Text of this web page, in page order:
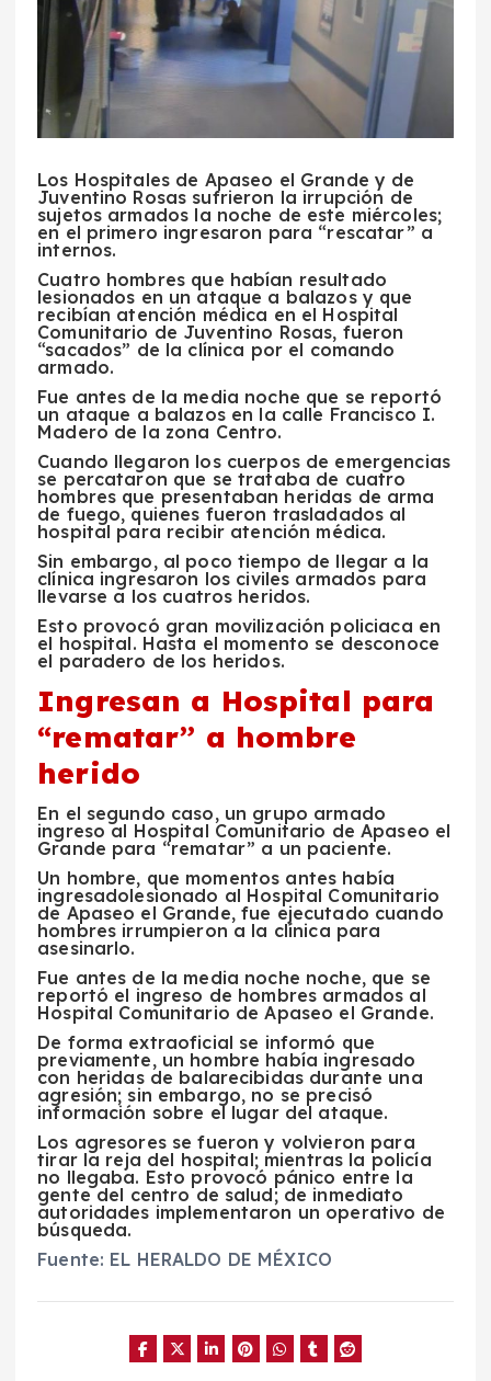
Los Hospitales de Apaseo el Grande y de
Juventino Rosas sufrieron la irrupción de
sujetos armados la noche de este miércoles;
en el primero ingresaron para “rescatar” a
internos.
Cuatro hombres que habían resultado
lesionados en un ataque a balazos y que
recibían atención médica en el Hospital
Comunitario de Juventino Rosas, fueron
“sacados” de la clínica por el comando
armado.
Fue antes de la media noche que se reportó
un ataque a balazos en la calle Francisco I.
Madero de la zona Centro.
Cuando llegaron los cuerpos de emergencias
se percataron que se trataba de cuatro
hombres que presentaban heridas de arma
de fuego, quienes fueron trasladados al
hospital para recibir atención médica.
Sin embargo, al poco tiempo de llegar a la
clínica ingresaron los civiles armados para
llevarse a los cuatros heridos.
Esto provocó gran movilización policiaca en
el hospital. Hasta el momento se desconoce
el paradero de los heridos.
Ingresan a Hospital para
“rematar” a hombre
herido
En el segundo caso, un grupo armado
ingreso al Hospital Comunitario de Apaseo el
Grande para “rematar” a un paciente.
Un hombre, que momentos antes había
ingresadolesionado al Hospital Comunitario
de Apaseo el Grande, fue ejecutado cuando
hombres irrumpieron a la clínica para
asesinarlo.
Fue antes de la media noche noche, que se
reportó el ingreso de hombres armados al
Hospital Comunitario de Apaseo el Grande.
De forma extraoficial se informó que
previamente, un hombre había ingresado
con heridas de balarecibidas durante una
agresión; sin embargo, no se precisó
información sobre el lugar del ataque.
Los agresores se fueron y volvieron para
tirar la reja del hospital; mientras la policía
no llegaba. Esto provocó pánico entre la
gente del centro de salud; de inmediato
autoridades implementaron un operativo de
búsqueda.
Fuente: EL HERALDO DE MÉXICO